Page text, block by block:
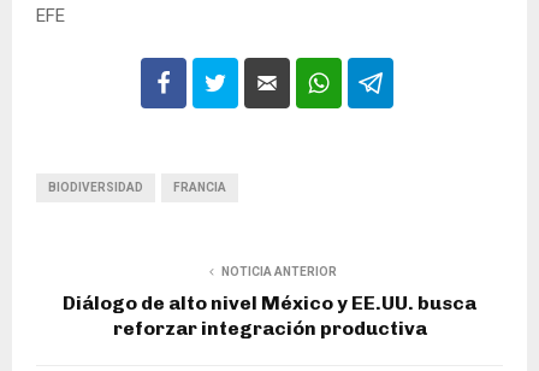
EFE
BIODIVERSIDAD FRANCIA
NOTICIA ANTERIOR
Diálogo de alto nivel México y EE.UU. busca
reforzar integración productiva